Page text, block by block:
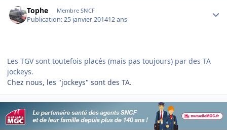
Tophe Membre SNCF
Publication:25 janvier 201412 ans
Les TGV sont toutefois placés (mais pas toujours) par des TA
jockeys.
Chez nous, les "jockeys" sont des TA.